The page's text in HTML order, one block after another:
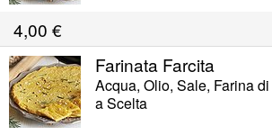
4,00 €
Farinata Farcita
Acqua, Olio, Sale, Farina
a Scelta